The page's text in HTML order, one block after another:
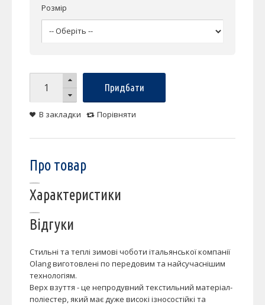
Розмір
Придбати
В закладки Порівняти
Про товар
Характеристики
Відгуки
Стильні та теплі зимові чоботи італьянської компанії
Olang виготовлені по передовим та найсучаснішим
технологіям.
Верх взуття - це непродувний текстильний матеріал-
поліестер, який має дуже високі ізносостійкі та